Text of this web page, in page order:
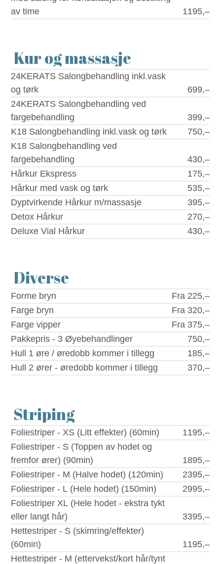
av time
1195,–
Kur og massasje
24KERATS Salongbehandling inkl.vask
og tørk
699,–
24KERATS Salongbehandling ved
fargebehandling
399,–
K18 Salongbehandling inkl.vask og tørk
750,–
K18 Salongbehandling ved
fargebehandling
430,–
Hårkur Ekspress
175,–
Hårkur med vask og tørk
535,–
Dyptvirkende Hårkur m/massasje
395,–
Detox Hårkur
270,–
Deluxe Vial Hårkur
430,–
Diverse
Forme bryn
Fra 225,–
Farge bryn
Fra 320,–
Farge vipper
Fra 375,–
Pakkepris - 3 Øyebehandlinger
750,–
Hull 1 øre / øredobb kommer i tillegg
185,–
Hull 2 ører - øredobb kommer i tillegg
370,–
Striping
Foliestriper - XS (Litt effekter) (60min)
1195,–
Foliestriper - S (Toppen av hodet og
fremfor ører) (90min)
1895,–
Foliestriper - M (Halve hodet) (120min)
2395,–
Foliestriper - L (Hele hodet) (150min)
2995,–
Foliestriper XL (Hele hodet - ekstra tykt
eller langt hår)
3395,–
Hettestriper - S (skimring/effekter)
(60min)
1195,–
Hettestriper - M (ettervekst/kort hår/tynt